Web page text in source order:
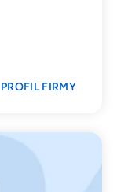
PROFIL FIRMY